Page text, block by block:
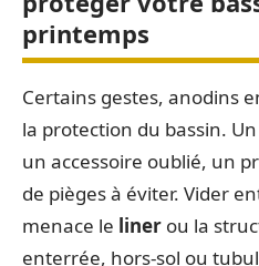
printemps
Certains gestes, anodins
la protection du bassin. Un
un accessoire oublié, un
de pièges à éviter. Vider
menace le liner ou la
enterrée, hors-sol ou